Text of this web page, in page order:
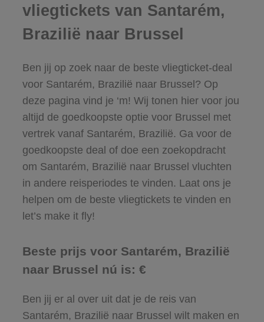
vliegtickets van Santarém,
Brazilië naar Brussel
Ben jij op zoek naar de beste vliegticket-deal
voor Santarém, Brazilië naar Brussel? Op
deze pagina vind je ‘m! Wij tonen hier voor jou
altijd de goedkoopste optie voor Brussel met
vertrek vanaf Santarém, Brazilië. Ga voor de
goedkoopste deal of doe een zoekopdracht
om Santarém, Brazilië naar Brussel vluchten
in andere reisperiodes te vinden. Laat ons je
helpen om de beste vliegtickets te vinden en
let’s make it fly!
Beste prijs voor Santarém, Brazilië
naar Brussel nú is: €
Ben jij er al over uit dat je de reis van
Santarém, Brazilië naar Brussel wilt maken en